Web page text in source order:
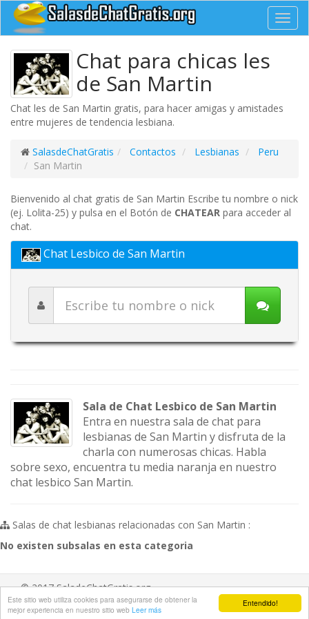
Entendido!
Este sitio web utiliza cookies para asegurarse de obtener la
mejor experiencia en nuestro sitio web Leer más
Chat para chicas les
de San Martin
Chat les de San Martin gratis, para hacer amigas y amistades
entre mujeres de tendencia lesbiana.
SalasdeChatGratis Contactos Lesbianas
Peru
San Martin
Bienvenido al chat gratis de San Martin Escribe tu nombre o nick
(ej. Lolita-25) y pulsa en el Botón de CHATEAR para acceder al
chat.
Chat Lesbico de San Martin
Sala de Chat Lesbico de San Martin
Entra en nuestra sala de chat para
lesbianas de San Martin y disfruta de la
charla con numerosas chicas. Habla
sobre sexo, encuentra tu media naranja en nuestro
chat lesbico San Martin.
Salas de chat lesbianas relacionadas con San Martin :
No existen subsalas en esta categoria
© 2017 SaladeChatGratis.org
Aviso legal
Ayuda Contacta